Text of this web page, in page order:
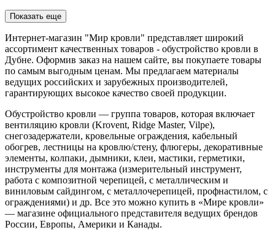
Показать еще
Интернет-магазин "Мир кровли" представляет широкий
ассортимент качественных товаров - обустройство кровли в
Дубне. Оформив заказ на нашем сайте, вы покупаете товары
по самым выгодным ценам. Мы предлагаем материалы
ведущих российских и зарубежных производителей,
гарантирующих высокое качество своей продукции.
Обустройство кровли — группа товаров, которая включает
вентиляцию кровли (Krovent, Ridge Master, Vilpe),
снегозадержатели, кровельные ограждения, кабельный
обогрев, лестницы на кровлю/стену, флюгеры, декоративные
элементы, колпаки, дымники, клеи, мастики, герметики,
инструменты для монтажа (измерительный инструмент,
работа с композитной черепицей, с металлическим и
виниловым сайдингом, с металлочерепицей, профнастилом, с
ограждениями) и др. Все это можно купить в «Мире кровли»
— магазине официального представителя ведущих брендов
России, Европы, Америки и Канады.